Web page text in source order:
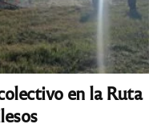
en la Ruta